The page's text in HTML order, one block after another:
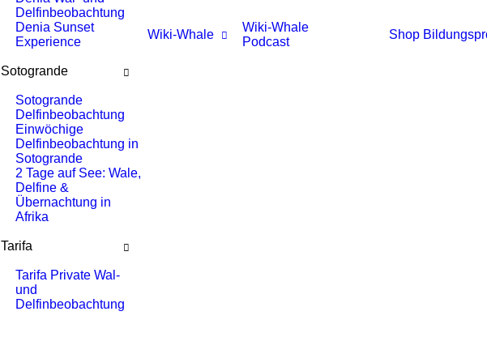
Delfinbeobachtung
Denia Sunset
Experience
Sotogrande
Sotogrande
Delfinbeobachtung
Einwöchige
Delfinbeobachtung in
Sotogrande
2 Tage auf See: Wale,
Delfine &
Übernachtung in
Afrika
Tarifa
Tarifa Private Wal-
und
Delfinbeobachtung
Wiki-Whale
Wiki-Whale
Podcast
Shop